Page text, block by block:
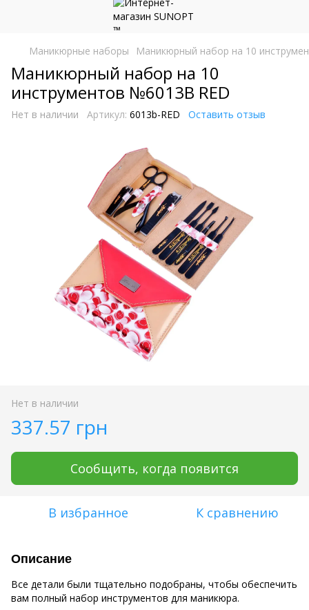
Маникюрные наборы Маникюрный набор на 10
Маникюрный набор на 10
инструментов №6013B RED
Нет в наличии Артикул: 6013b-RED Оставить отзыв
Нет в наличии
337.57 грн
Сообщить, когда появится
В избранное К сравнению
Описание
Все детали были тщательно подобраны, чтобы обеспечить
вам полный набор инструментов для маникюра.